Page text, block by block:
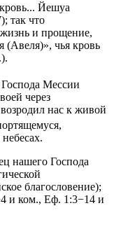
Йешуа
так что
и прощение,
(Авеля)», чья кровь
Мессии
через
нас к живой
нашего Господа
благословение);
и ком., Еф. 1:3−14 и